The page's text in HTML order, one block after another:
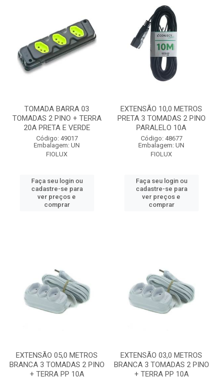
TOMADA BARRA 03
TOMADAS 2 PINO + TERRA
20A PRETA E VERDE
Código: 49017
Embalagem: UN
FIOLUX
Faça seu login ou
cadastre-se para
ver preços e
comprar
EXTENSÃO 10,0 METROS
PRETA 3 TOMADAS 2 PINO
PARALELO 10A
Código: 48677
Embalagem: UN
FIOLUX
Faça seu login ou
cadastre-se para
ver preços e
comprar
EXTENSÃO 05,0 METROS
BRANCA 3 TOMADAS 2 PINO
+ TERRA PP 10A
EXTENSÃO 03,0 METROS
BRANCA 3 TOMADAS 2 PINO
+ TERRA PP 10A